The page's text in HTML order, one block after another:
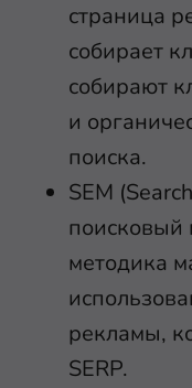
страница
собирает
собирают
и
поиска.
SEM
поисковый
методика
рекламы,
SERP.